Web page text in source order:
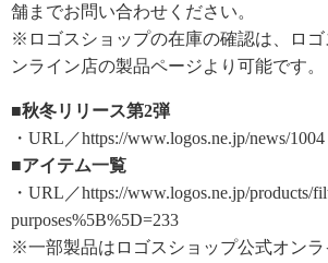
舗までお問い合わせください。
※ロゴスショップの在庫の確認は、ロ
ンライン店の製品ページより可能です。
■秋冬リリース第2弾
・URL／https://www.logos.ne.jp/news/1004
■アイテム一覧
・URL／https://www.logos.ne.jp/products/
purposes%5B%5D=233
※一部製品はロゴスショップ公式オン